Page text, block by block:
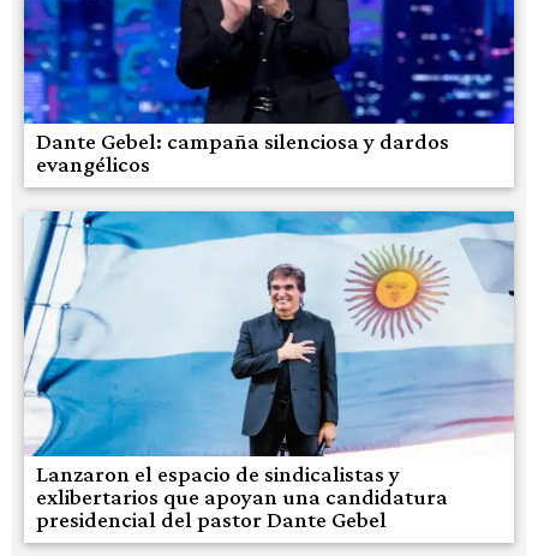
Dante Gebel: campaña silenciosa y dardos
evangélicos
Lanzaron el espacio de sindicalistas y
exlibertarios que apoyan una candidatura
presidencial del pastor Dante Gebel